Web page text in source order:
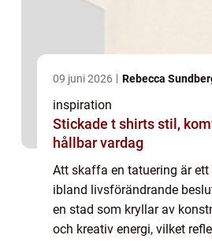
09 juni 2026 Rebecca
inspiration
Stickade t shirts stil, komfort och
hållbar vardag
Att skaffa en tatuering är
ibland livsförändrande
en stad som kryllar av
och kreativ energi, vilket